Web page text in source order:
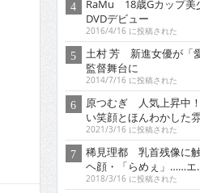
RaMu 18歳Gカップ美
DVDデビュー
2016/4/16 に投稿された
土村 芳 新進女優が「
監督舞台に
2014/7/16 に投稿された
原つむぎ 人気上昇中
い笑顔とほんわかした
2021/3/16 に投稿された
稀見理都 乳首残像に
ヘ顔・「らめぇ」……エ
2018/3/16 に投稿された